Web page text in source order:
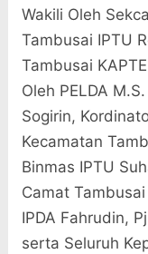
Wakili Oleh
Tambusai IPTU
Tambusai
Oleh PELDA
Sogirin,
Kecamatan
Binmas IPTU
Camat Tambusai
IPDA Fahrudin,
serta Seluruh